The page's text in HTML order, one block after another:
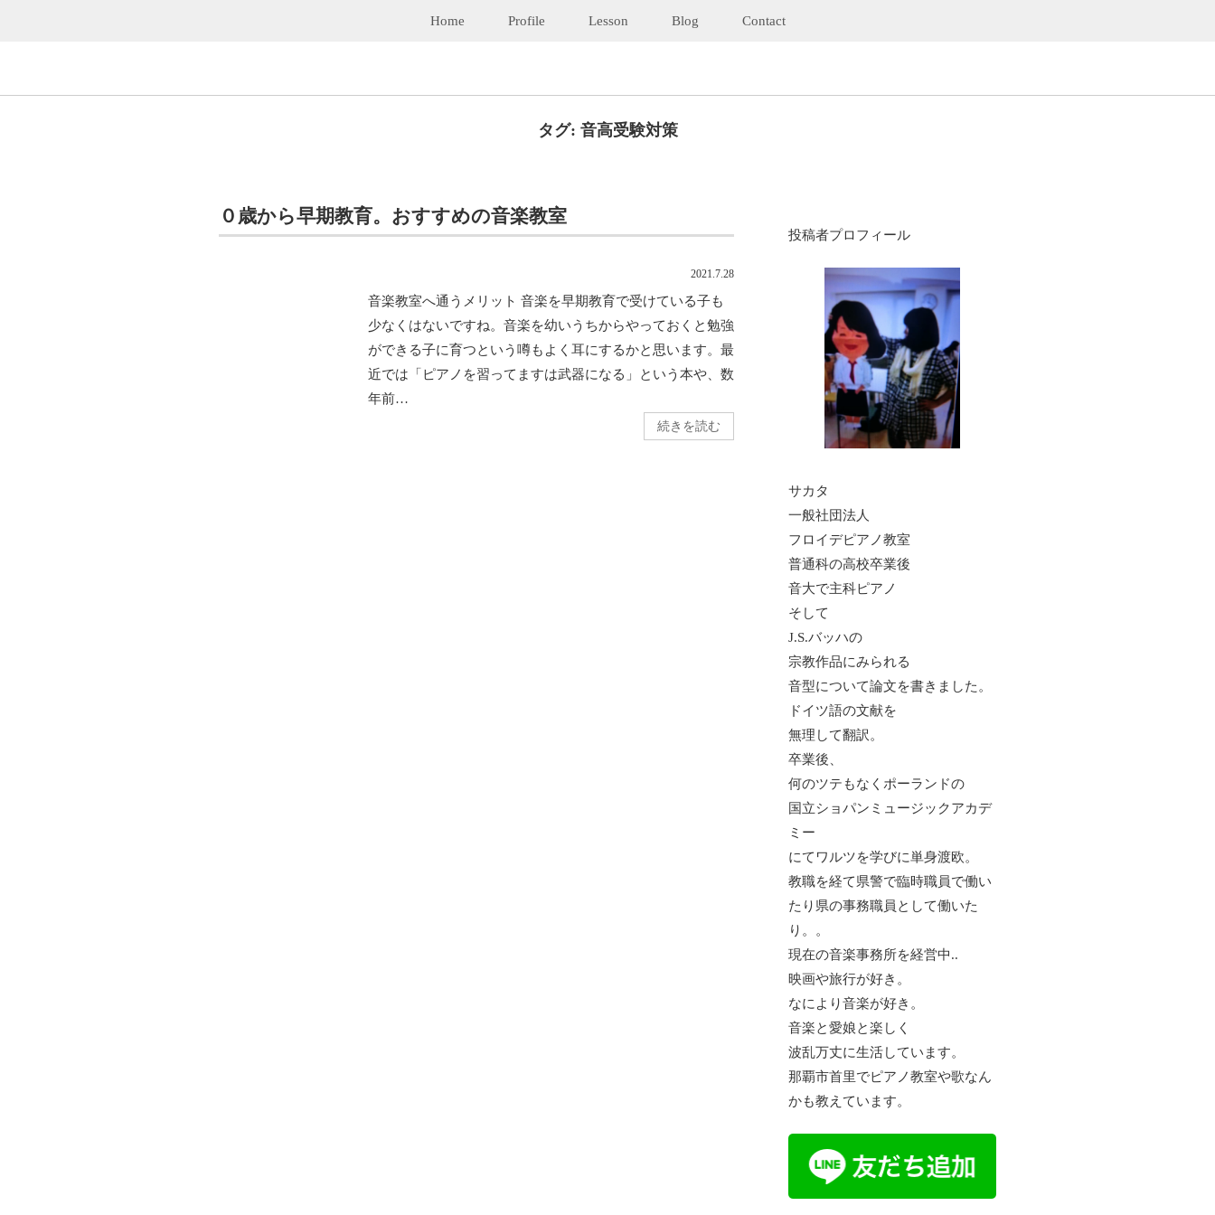
Home Profile Lesson Blog Contact
タグ: 音高受験対策
０歳から早期教育。おすすめの音楽教室
2021.7.28
音楽教室へ通うメリット 音楽を早期教育で受けている子も
少なくはないですね。音楽を幼いうちからやっておくと勉強
ができる子に育つという噂もよく耳にするかと思います。最
近では「ピアノを習ってますは武器になる」という本や、数
年前…
続きを読む
投稿者プロフィール
サカタ
一般社団法人
フロイデピアノ教室
普通科の高校卒業後
音大で主科ピアノ
そして
J.S.バッハの
宗教作品にみられる
音型について論文を書きました。
ドイツ語の文献を
無理して翻訳。
卒業後、
何のツテもなくポーランドの
国立ショパンミュージックアカデ
ミー
にてワルツを学びに単身渡欧。
教職を経て県警で臨時職員で働い
たり県の事務職員として働いた
り。。
現在の音楽事務所を経営中..
映画や旅行が好き。
なにより音楽が好き。
音楽と愛娘と楽しく
波乱万丈に生活しています。
那覇市首里でピアノ教室や歌なん
かも教えています。